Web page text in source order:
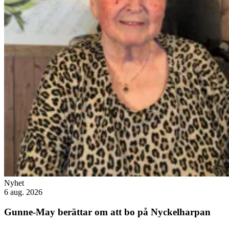
Nyhet
6 aug. 2026
Gunne-May berättar om att bo på Nyckelharpan